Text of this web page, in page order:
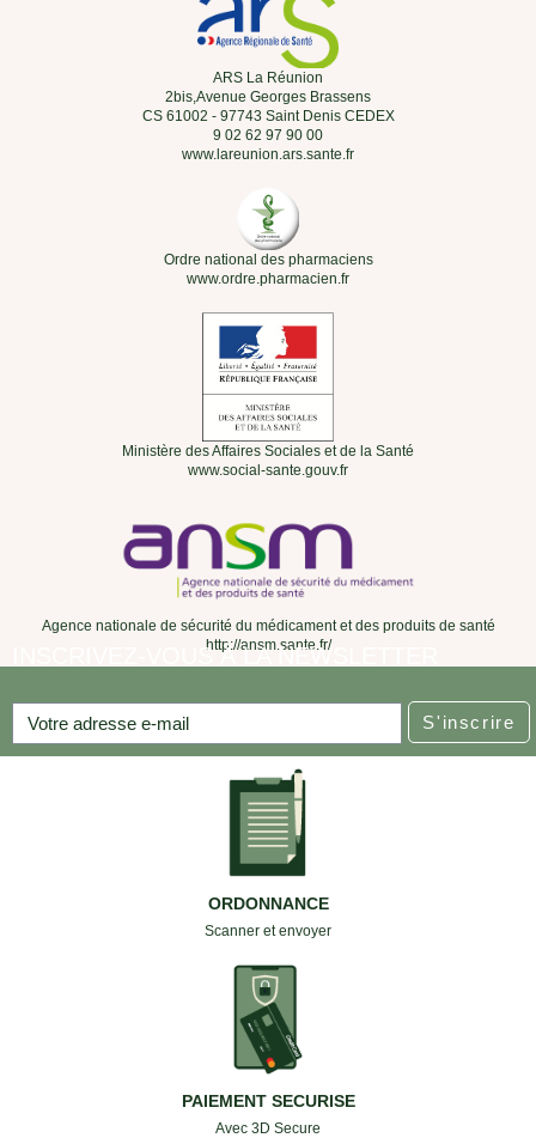
ARS La Réunion
2bis,Avenue Georges Brassens
CS 61002 - 97743 Saint Denis CEDEX
9 02 62 97 90 00
www.lareunion.ars.sante.fr
Ordre national des pharmaciens
www.ordre.pharmacien.fr
Ministère des Affaires Sociales et de la Santé
www.social-sante.gouv.fr
Agence nationale de sécurité du médicament et des produits de santé
http://ansm.sante.fr/
INSCRIVEZ-VOUS À LA NEWSLETTER
S'inscrire
ORDONNANCE
Scanner et envoyer
PAIEMENT SECURISE
Avec 3D Secure